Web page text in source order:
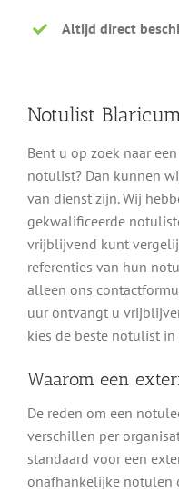
Altijd direct
Notulist
Bent u op zoek naar
notulist? Dan kunnen
van dienst zijn. Wij
gekwalificeerde
vrijblijvend kunt
referenties van hun
alleen ons
uur ontvangt u
kies de beste notulist
Waarom een
De reden om een
verschillen per
standaard voor een
onafhankelijke notulen